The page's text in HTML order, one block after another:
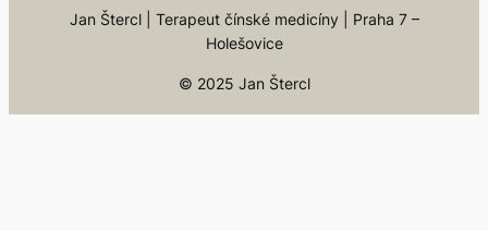
Jan Štercl | Terapeut čínské medicíny | Praha 7 –
Holešovice
© 2025 Jan Štercl